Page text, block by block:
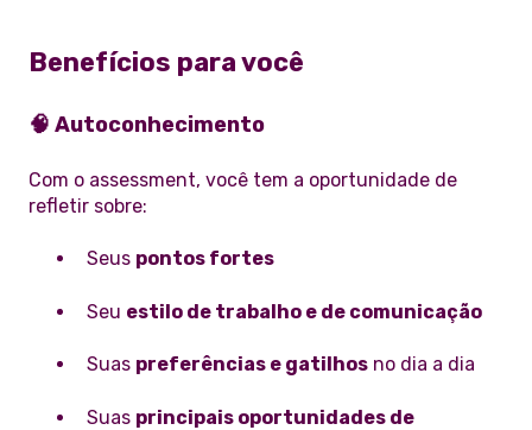
Benefícios para você
🧠 Autoconhecimento
Com o assessment, você tem a oportunidade de
refletir sobre:
Seus pontos fortes
Seu estilo de trabalho e de comunicação
Suas preferências e gatilhos no dia a dia
Suas principais oportunidades de